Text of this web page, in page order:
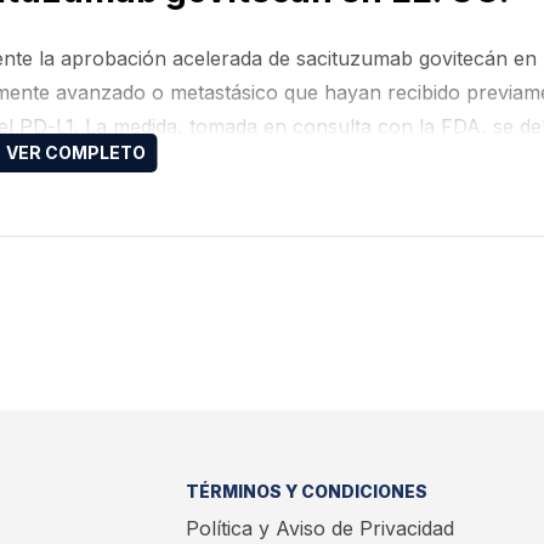
la aprobación acelerada de sacituzumab govitecán en
avanzado o metastásico que hayan recibido
L1. La medida, tomada en consulta con la FDA, se
objetivo primario de mejorar la supervivencia global.
TÉRMINOS Y CONDICIONES
Política y Aviso de Privacidad